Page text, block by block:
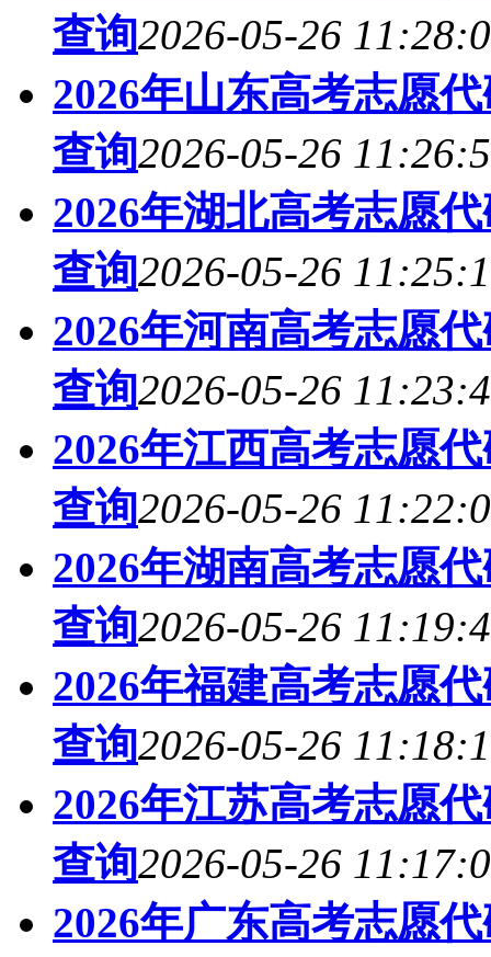
查询2026-05-26
2026年山东高考志愿
查询2026-05-26
2026年湖北高考志愿
查询2026-05-26
2026年河南高考志愿
查询2026-05-26
2026年江西高考志愿
查询2026-05-26
2026年湖南高考志愿
查询2026-05-26
2026年福建高考志愿
查询2026-05-26
2026年江苏高考志愿
查询2026-05-26
2026年广东高考志愿